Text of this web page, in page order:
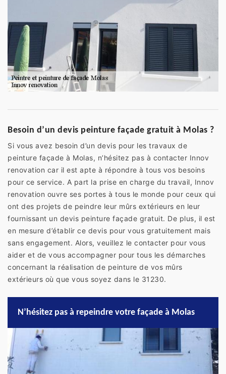
Besoin d’un devis peinture façade gratuit à Molas ?
Si vous avez besoin d’un devis pour les travaux de
peinture façade à Molas, n’hésitez pas à contacter Innov
renovation car il est apte à répondre à tous vos besoins
pour ce service. A part la prise en charge du travail, Innov
renovation ouvre ses portes à tous le monde pour ceux qui
ont des projets de peindre leur mûrs extérieurs en leur
fournissant un devis peinture façade gratuit. De plus, il est
en mesure d’établir ce devis pour vous gratuitement mais
sans engagement. Alors, veuillez le contacter pour vous
aider et de vous accompagner pour tous les démarches
concernant la réalisation de peinture de vos mûrs
extérieurs où que vous soyez dans le 31230.
N’hésitez pas à repeindre votre façade à Molas